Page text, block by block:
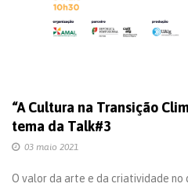
“A Cultura na Transição
tema da Talk#3
03 maio 2021
O valor da arte e da criatividade no